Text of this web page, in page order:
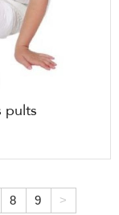
pults
8 9 >